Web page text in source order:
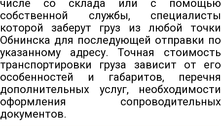
числе со склада или с помощью
собственной службы, специалисты
которой заберут груз из любой точки
Обнинска для последующей отправки по
указанному адресу. Точная стоимость
транспортировки груза зависит от его
особенностей и габаритов, перечня
дополнительных услуг, необходимости
оформления сопроводительных
документов.